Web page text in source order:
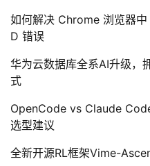
如何解决 Chrome 浏览器中
D 错误
华为云数据库全系AI升级
式
OpenCode vs Claude
选型建议
全新开源RL框架Vime-